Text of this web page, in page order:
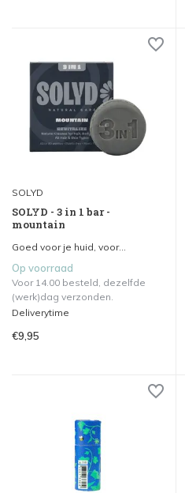
SOLYD
SOLYD - 3 in 1 bar -
mountain
Goed voor je huid, voor...
Op voorraad
Voor 14.00 besteld, dezelfde
(werk)dag verzonden.
Deliverytime
€9,95